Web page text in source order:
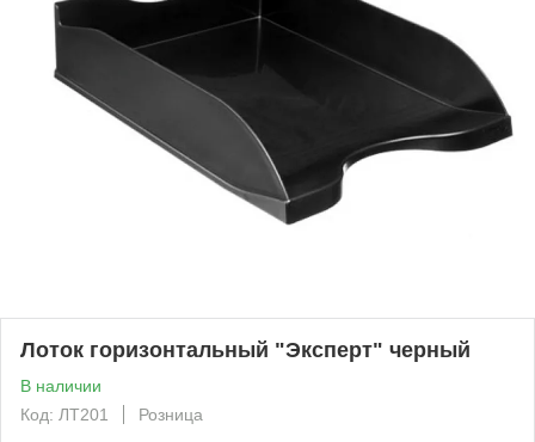
Лоток горизонтальный "Эксперт" черный
В наличии
Код: ЛТ201
Розница